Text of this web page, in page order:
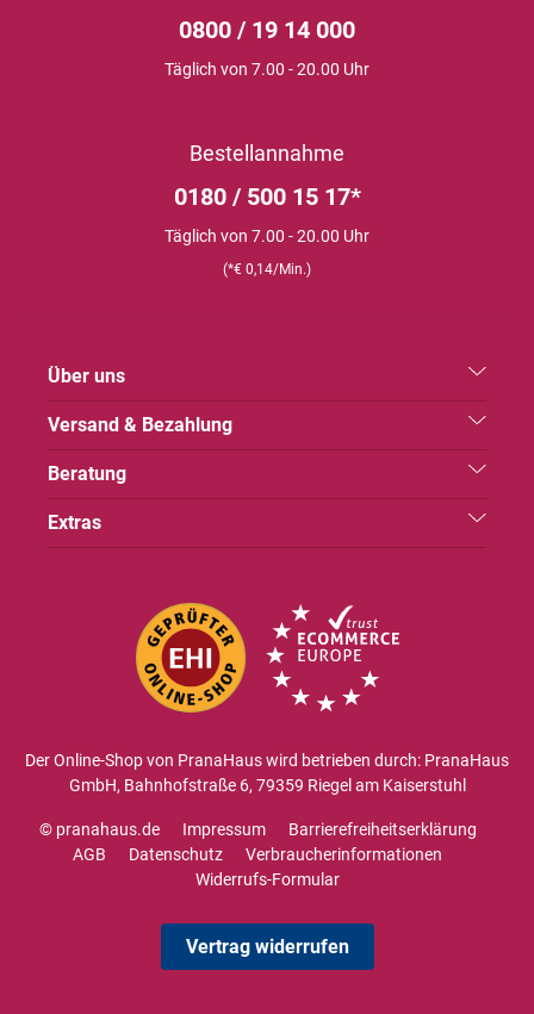
0800 / 19 14 000
Täglich von 7.00 - 20.00 Uhr
Bestellannahme
0180 / 500 15 17*
Täglich von 7.00 - 20.00 Uhr
(*€ 0,14/Min.)
Über uns
Versand & Bezahlung
Beratung
Extras
Der Online-Shop von PranaHaus wird betrieben durch: PranaHaus
GmbH, Bahnhofstraße 6, 79359 Riegel am Kaiserstuhl
© pranahaus.de Impressum
Barrierefreiheitserklärung
AGB
Datenschutz
Verbraucherinformationen
Widerrufs-Formular
Vertrag widerrufen